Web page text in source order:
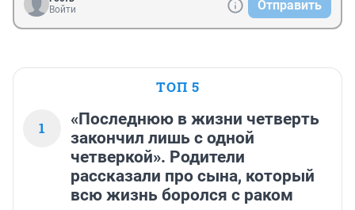
Войти
Отправить
ТОП 5
1
«Последнюю в жизни четверть
закончил лишь с одной
четверкой». Родители
рассказали про сына, который
всю жизнь боролся с раком